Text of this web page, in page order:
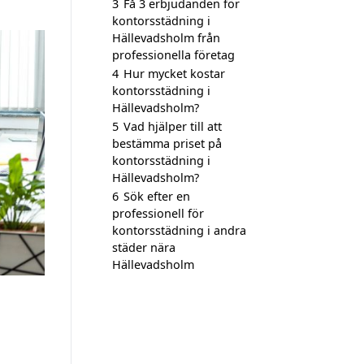
3 Få 3 erbjudanden för
kontorsstädning i
Hällevadsholm från
professionella företag
4 Hur mycket kostar
kontorsstädning i
Hällevadsholm?
5 Vad hjälper till att
bestämma priset på
kontorsstädning i
Hällevadsholm?
6 Sök efter en
professionell för
kontorsstädning i andra
städer nära
Hällevadsholm